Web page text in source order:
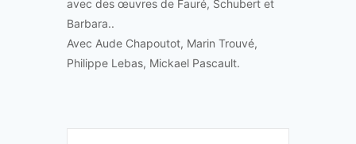
avec des œuvres de Fauré, Schubert et
Barbara..
Avec Aude Chapoutot, Marin Trouvé,
Philippe Lebas, Mickael Pascault.